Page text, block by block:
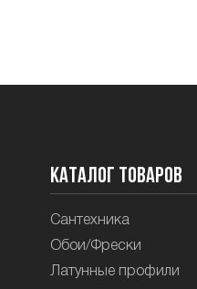
Каталог товаров
Сантехника
Обои/Фрески
Латунные профили